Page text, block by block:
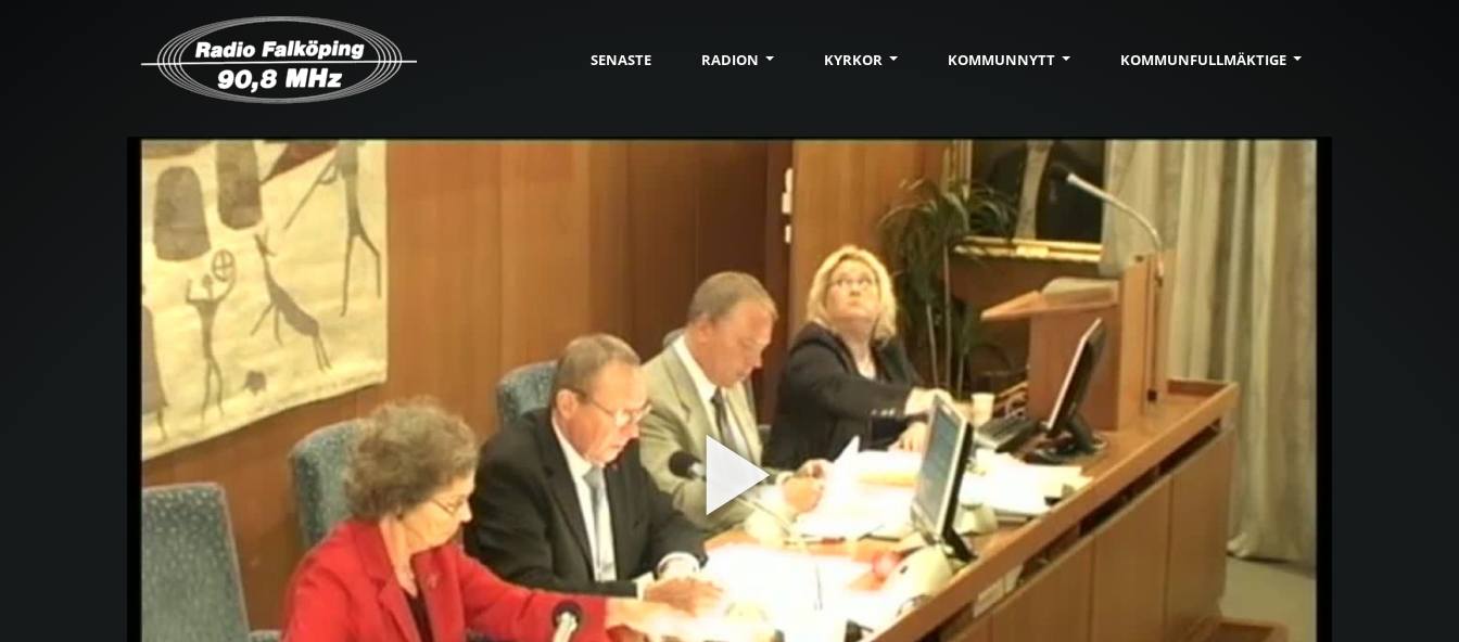
SENASTE RADION KYRKOR KOMMUNNYTT KOMMUNFULLMÄKTIGE